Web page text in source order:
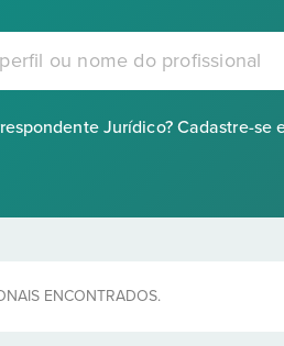
Jurídico? Cadastre-se
ENCONTRADOS.